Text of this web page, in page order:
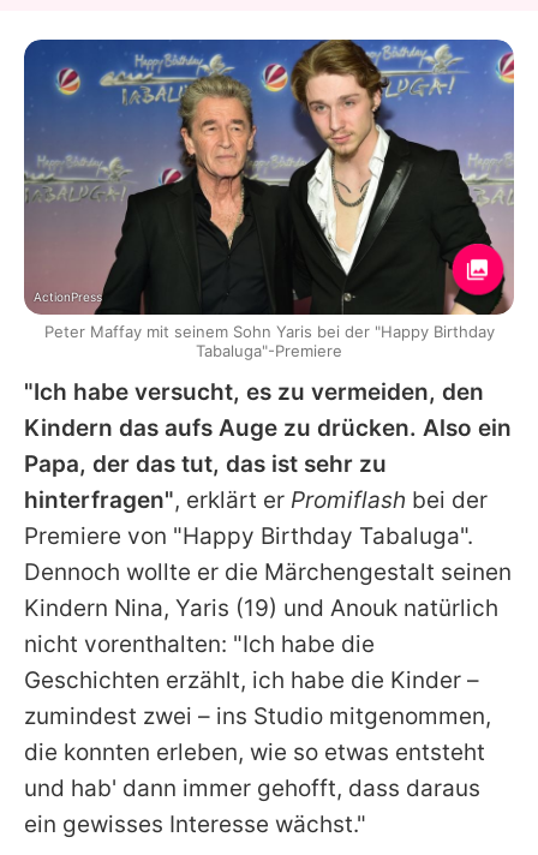
"Ich habe versucht, es zu vermeiden, den
Kindern das aufs Auge zu drücken. Also ein
Papa, der das tut, das ist sehr zu
hinterfragen", erklärt er Promiflash bei der
Premiere von "Happy Birthday Tabaluga".
Dennoch wollte er die Märchengestalt seinen
Kindern Nina, Yaris (19) und Anouk natürlich
nicht vorenthalten: "Ich habe die
Geschichten erzählt, ich habe die Kinder –
zumindest zwei – ins Studio mitgenommen,
die konnten erleben, wie so etwas entsteht
und hab' dann immer gehofft, dass daraus
ein gewisses Interesse wächst."
ActionPress
Peter Maffay mit seinem Sohn Yaris bei der "Happy Birthday
Tabaluga"-Premiere